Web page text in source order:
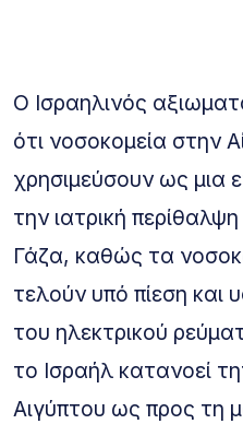
Ο Ισραηλινός
ότι νοσοκομεία στην
χρησιμεύσουν ως μια
την ιατρική
Γάζα, καθώς τα
τελούν υπό πίεση και
του ηλεκτρικού
το Ισραήλ κατανοεί
Αιγύπτου ως προς τη